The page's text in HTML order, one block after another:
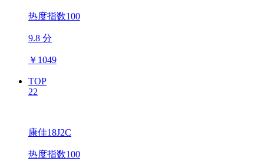
热度指数100
9.8 分
￥ 1049
TOP
22
康佳18J2C
热度指数100